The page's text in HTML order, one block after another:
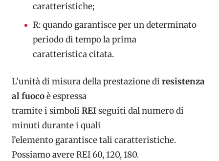
caratteristiche;
R: quando garantisce per un determinato
periodo di tempo la prima
caratteristica citata.
L’unità di misura della prestazione di resistenza
al fuocoè espressa
tramite i simboli REIseguiti dal numero di
minuti durante i quali
l’elemento garantisce tali caratteristiche.
Possiamo avere REI 60, 120, 180.